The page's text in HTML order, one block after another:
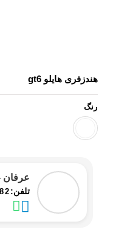
هندزفری هایلو gt6
رنگ
عرفان
تلفن: